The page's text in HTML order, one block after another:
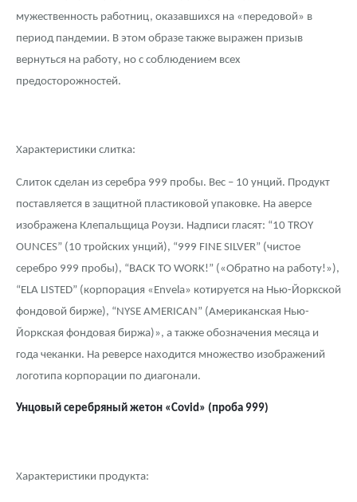
мужественность работниц, оказавшихся на «передовой» в
период пандемии. В этом образе также выражен призыв
вернуться на работу, но с соблюдением всех
предосторожностей.
Характеристики слитка:
Слиток сделан из серебра 999 пробы. Вес – 10 унций. Продукт
поставляется в защитной пластиковой упаковке. На аверсе
изображена Клепальщица Роузи. Надписи гласят: “10 TROY
OUNCES” (10 тройских унций), “999 FINE SILVER” (чистое
серебро 999 пробы), “BACK TO WORK!” («Обратно на работу!»),
“ELA LISTED” (корпорация «Envela» котируется на Нью-Йоркской
фондовой бирже), “NYSE AMERICAN” (Американская Нью-
Йоркская фондовая биржа)», а также обозначения месяца и
года чеканки. На реверсе находится множество изображений
логотипа корпорации по диагонали.
Унцовый серебряный жетон «Covid» (проба 999)
Характеристики продукта: